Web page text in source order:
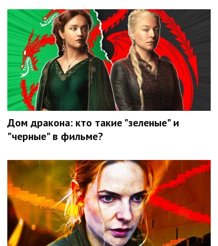
Дом дракона: кто такие "зеленые" и
"черные" в фильме?